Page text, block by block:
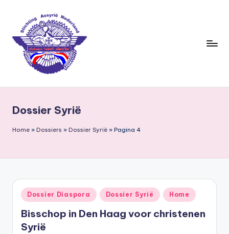
c
h
g
A
Dossier Syrië
Home » Dossiers » Dossier Syrië » Pagina 4
Geplaatst
in
Dossier Diaspora Dossier Syrië Home
Bisschop in Den Haag voor christenen
Syrië